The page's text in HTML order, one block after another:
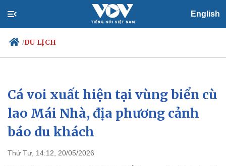
English
/DU LỊCH
Chính trị
Đảng
Tổ chức nhân sự
Quốc hội
Xã hội
Tin 24h
Dự báo thời tiết
Cá voi xuất hiện tại vùng biển cù
lao Mái Nhà, địa phương cảnh
báo du khách
Thứ Tư, 14:12, 20/05/2026